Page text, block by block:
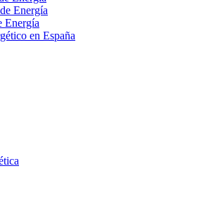
Energía
Energía
en España